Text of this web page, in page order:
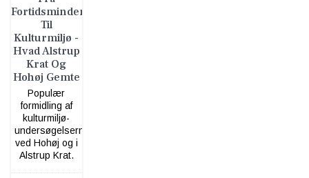
Fortidsminder
Til
Kulturmiljø -
Hvad Alstrup
Krat Og
Hohøj Gemte
Populær
formidling af
kulturmiljø-
undersøgelserne
ved Hohøj og i
Alstrup Krat.